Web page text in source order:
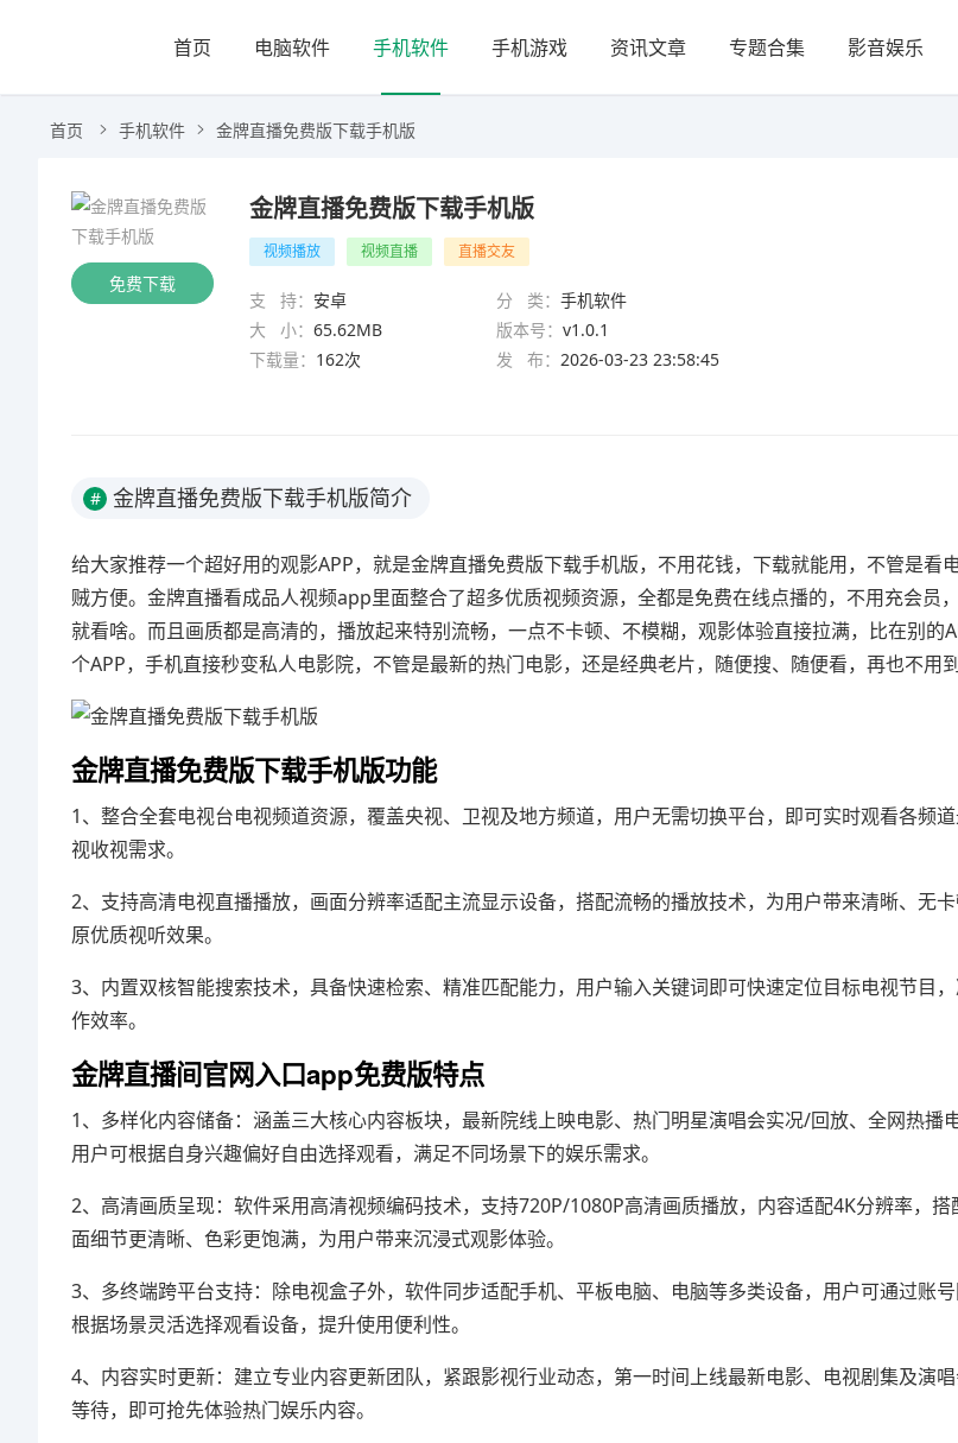
首页 电脑软件 手机软件 手机游戏 资讯文章 专题合集 影音娱乐
首页 手机软件 金牌直播免费版下载手机版
免费下载
金牌直播免费版下载手机版
视频播放 视频直播 直播交友
支 持： 安卓 分 类： 手机软件
大 小： 65.62MB 版本号： v1.0.1
下载量： 162次 发 布： 2026-03-23 23:58:45
# 金牌直播免费版下载手机版简介
给大家推荐一个超好用的观影APP，就是金牌直播免费版下载手机版，不用花钱，下载就能用，不管是看
贼方便。金牌直播看成品人视频app里面整合了超多优质视频资源，全都是免费在线点播的，不用充会员
就看啥。而且画质都是高清的，播放起来特别流畅，一点不卡顿、不模糊，观影体验直接拉满，比在别的
个APP，手机直接秒变私人电影院，不管是最新的热门电影，还是经典老片，随便搜、随便看，再也不用
金牌直播免费版下载手机版功能
1、整合全套电视台电视频道资源，覆盖央视、卫视及地方频道，用户无需切换平台，即可实时观看各频
视收视需求。
2、支持高清电视直播播放，画面分辨率适配主流显示设备，搭配流畅的播放技术，为用户带来清晰、无
原优质视听效果。
3、内置双核智能搜索技术，具备快速检索、精准匹配能力，用户输入关键词即可快速定位目标电视节目
作效率。
金牌直播间官网入口app免费版特点
1、多样化内容储备：涵盖三大核心内容板块，最新院线上映电影、热门明星演唱会实况/回放、全网热播
用户可根据自身兴趣偏好自由选择观看，满足不同场景下的娱乐需求。
2、高清画质呈现：软件采用高清视频编码技术，支持720P/1080P高清画质播放，内容适配4K分辨率，
面细节更清晰、色彩更饱满，为用户带来沉浸式观影体验。
3、多终端跨平台支持：除电视盒子外，软件同步适配手机、平板电脑、电脑等多类设备，用户可通过账号
根据场景灵活选择观看设备，提升使用便利性。
4、内容实时更新：建立专业内容更新团队，紧跟影视行业动态，第一时间上线最新电影、电视剧集及演
等待，即可抢先体验热门娱乐内容。